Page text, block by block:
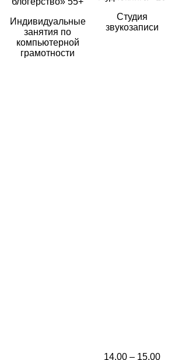
Индивидуальные
занятия по
компьютерной
грамотности
Студия
звукозаписи
14.00 – 15.00